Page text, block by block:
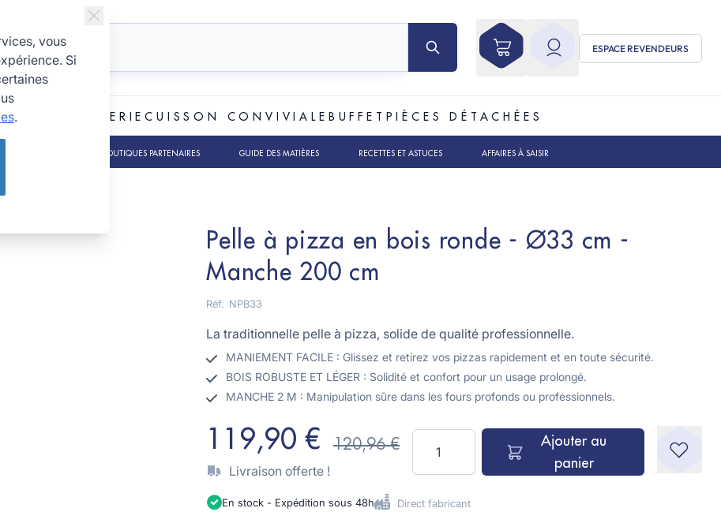
ESPACE REVENDEURS
BOULANGERIECUISSON CONVIVIALE BUFFET PIÈCES DÉTACHÉES
RSE NOS BOUTIQUES PARTENAIRES GUIDE DES MATIÈRES RECETTES ET ASTUCES AFFAIRES À SAISIR
Pelle à pizza en bois ronde - Ø33 cm -
Manche 200 cm
Réf. NPB33
La traditionnelle pelle à pizza, solide de qualité professionnelle.
MANIEMENT FACILE : Glissez et retirez vos pizzas rapidement et en toute sécurité.
BOIS ROBUSTE ET LÉGER : Solidité et confort pour un usage prolongé.
MANCHE 2 M : Manipulation sûre dans les fours profonds ou professionnels.
119,90 €
120,96 €
Livraison offerte !
Quantité
Ajouter au
panier
En stock - Expédition sous 48h Direct fabricant
vous
Si
.